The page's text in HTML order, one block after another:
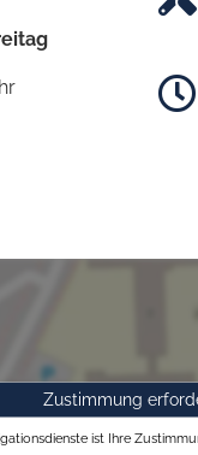
Zustimmung
ist Ihre